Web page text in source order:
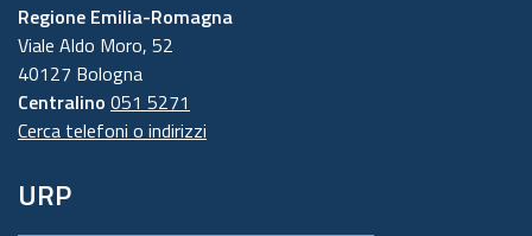
Regione Emilia-Romagna
Viale Aldo Moro, 52
40127 Bologna
Centralino 051 5271
Cerca telefoni o indirizzi
URP